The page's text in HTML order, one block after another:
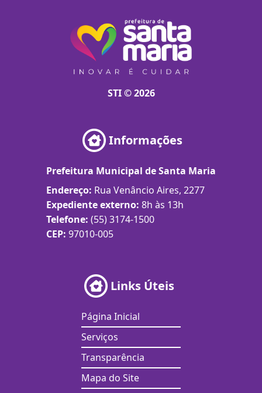
STI © 2026
Informações
Prefeitura Municipal de Santa Maria
Endereço: Rua Venâncio Aires, 2277
Expediente externo: 8h às 13h
Telefone: (55) 3174-1500
CEP: 97010-005
Links Úteis
Página Inicial
Serviços
Transparência
Mapa do Site